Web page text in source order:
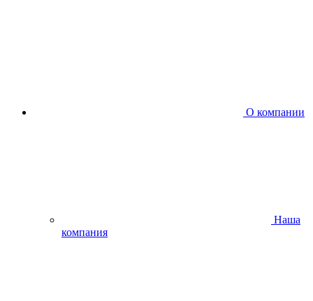
О компании
Наша
компания